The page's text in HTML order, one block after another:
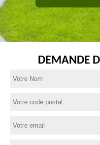
DEMANDE